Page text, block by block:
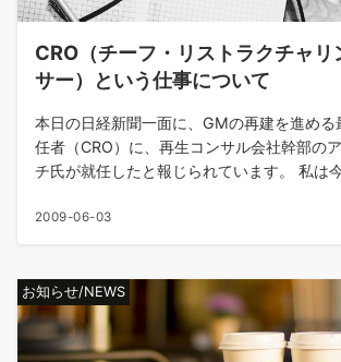
CRO（チーフ・リストラクチャリ
サー）という仕事について
本日の日経新聞一面に、GMの再建を進める
任者（CRO）に、再生コンサル会社幹部の
チ氏が就任したと報じられています。 私は
2009-06-03
お知らせ/NEWS